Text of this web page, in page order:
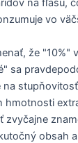
na fľašu,
vo
že "10%"
sa
na
hmotnosti
zvyčajne
obsah